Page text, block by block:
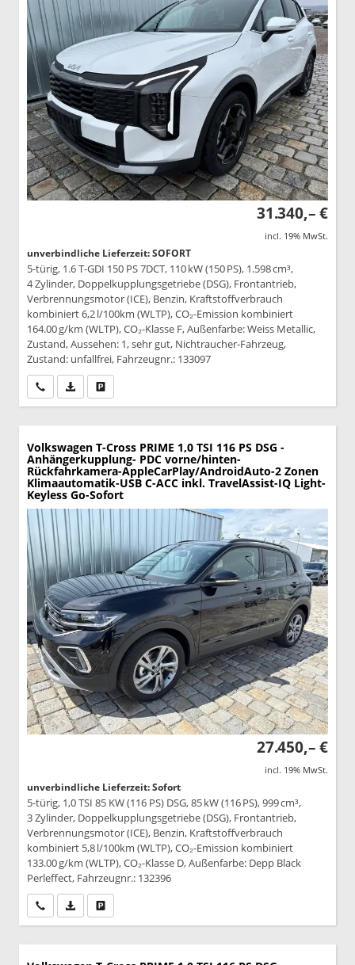
31.340,– €
incl. 19% MwSt.
unverbindliche Lieferzeit: SOFORT
5-türig, 1.6 T-GDI 150 PS 7DCT, 110 kW (150 PS), 1.598 cm³,
4 Zylinder, Doppelkupplungsgetriebe (DSG), Frontantrieb,
Verbrennungsmotor (ICE), Benzin, Kraftstoffverbrauch
kombiniert 6,2 l/100km (WLTP), CO₂-Emission kombiniert
164.00 g/km (WLTP), CO₂-Klasse F, Außenfarbe: Weiss Metallic,
Zustand, Aussehen: 1, sehr gut, Nichtraucher-Fahrzeug,
Zustand: unfallfrei, Fahrzeugnr.: 133097
Wir rufen Sie anPDF-Datei, Fahrzeugexposé drucken
Volkswagen T-Cross PRIME 1,0 TSI 116 PS DSG -
Anhängerkupplung- PDC vorne/hinten-
Rückfahrkamera-AppleCarPlay/AndroidAuto-2 Zonen
Klimaautomatik-USB C-ACC inkl. TravelAssist-IQ Light-
Keyless Go-Sofort
27.450,– €
incl. 19% MwSt.
unverbindliche Lieferzeit: Sofort
5-türig, 1,0 TSI 85 KW (116 PS) DSG, 85 kW (116 PS), 999 cm³,
3 Zylinder, Doppelkupplungsgetriebe (DSG), Frontantrieb,
Verbrennungsmotor (ICE), Benzin, Kraftstoffverbrauch
kombiniert 5,8 l/100km (WLTP), CO₂-Emission kombiniert
133.00 g/km (WLTP), CO₂-Klasse D, Außenfarbe: Depp Black
Perleffect, Fahrzeugnr.: 132396
Wir rufen Sie anPDF-Datei, Fahrzeugexposé drucken